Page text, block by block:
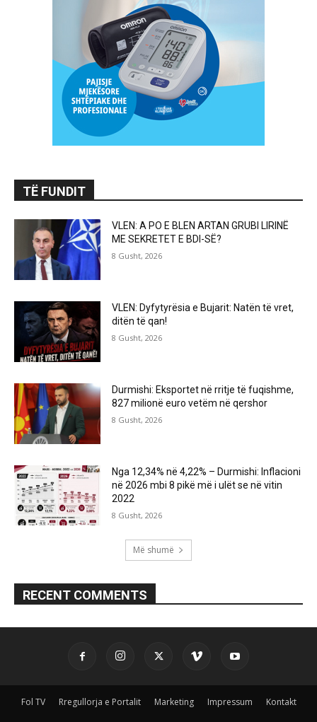
TË FUNDIT
VLEN: A PO E BLEN ARTAN GRUBI LIRINË
ME SEKRETET E BDI-SË?
8 Gusht, 2026
VLEN: Dyfytyrësia e Bujarit: Natën të vret,
ditën të qan!
8 Gusht, 2026
Durmishi: Eksportet në rritje të fuqishme,
827 milionë euro vetëm në qershor
8 Gusht, 2026
Nga 12,34% në 4,22% – Durmishi: Inflacioni
në 2026 mbi 8 pikë më i ulët se në vitin
2022
8 Gusht, 2026
Më shumë
RECENT COMMENTS
Fol TV Rregullorja e Portalit Marketing Impressum Kontakt